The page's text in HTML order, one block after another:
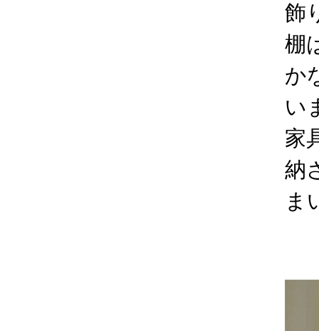
飾
棚
か
い
家
納
ま